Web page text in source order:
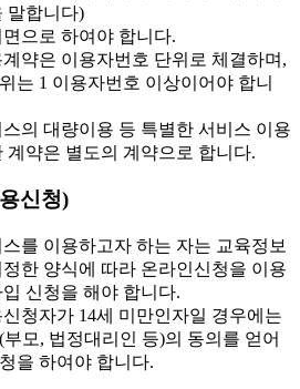
말합니다)
으로 하여야 합니다.
약은 이용자번호 단위로 체결하며,
는 1 이용자번호 이상이어야 합니
의 대량이용 등 특별한 서비스 이용
계약은 별도의 계약으로 합니다.
신청)
를 이용하고자 하는 자는 교육정보
정한 양식에 따라 온라인신청을 이용
신청을 해야 합니다.
청자가 14세 미만인자일 경우에는
부모, 법정대리인 등)의 동의를 얻어
을 하여야 합니다.